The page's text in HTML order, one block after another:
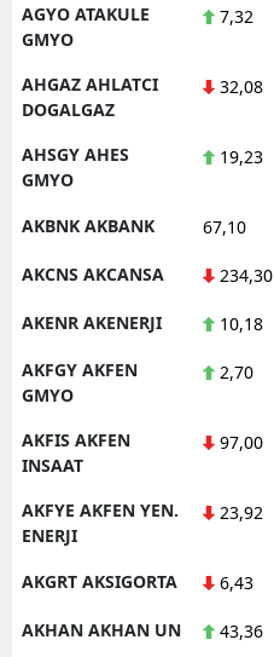
AGYO ATAKULE
GMYO
7,32
AHGAZ AHLATCI
DOGALGAZ
32,08
AHSGY AHES
GMYO
19,23
AKBNK AKBANK 67,10
AKCNS AKCANSA 234,30
AKENR AKENERJI 10,18
AKFGY AKFEN
GMYO
2,70
AKFIS AKFEN
INSAAT
97,00
AKFYE AKFEN YEN.
ENERJI
23,92
AKGRT AKSIGORTA 6,43
AKHAN AKHAN UN 43,36